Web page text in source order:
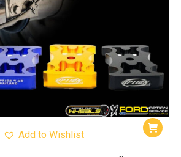
Add to Wishlist